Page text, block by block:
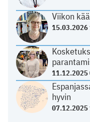
Viikon
15.03.2026
11.12.2025
hyvin
07.12.2025